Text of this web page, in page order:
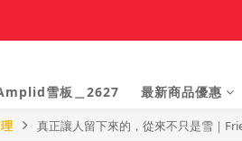
加入
加入
雪板＿2627 最新商品優惠
真正讓人留下來的，從來不只是雪｜